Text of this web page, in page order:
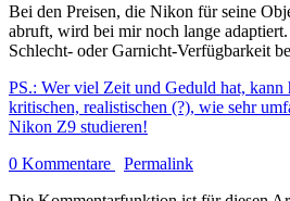
Bei den Preisen, die Nikon für seine
abruft, wird bei mir noch lange
Schlecht- oder Garnicht-Verfügbarkeit
PS.: Wer viel Zeit und Geduld hat, kann
kritischen, realistischen (?), wie sehr
Nikon Z9 studieren!
0 Kommentare
Permalink